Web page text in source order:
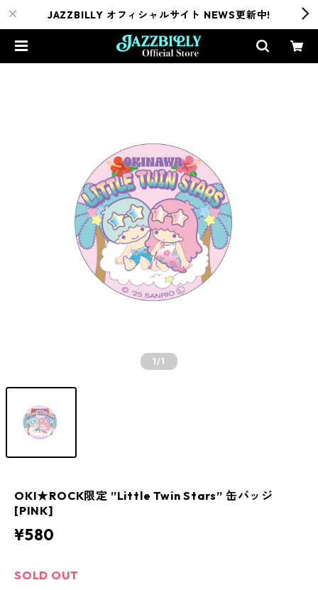
JAZZBILLY オフィシャルサイト NEWS更新中!
1/1
OKI★ROCK限定 ”Little Twin Stars” 缶バッジ
[PINK]
¥580
SOLD OUT